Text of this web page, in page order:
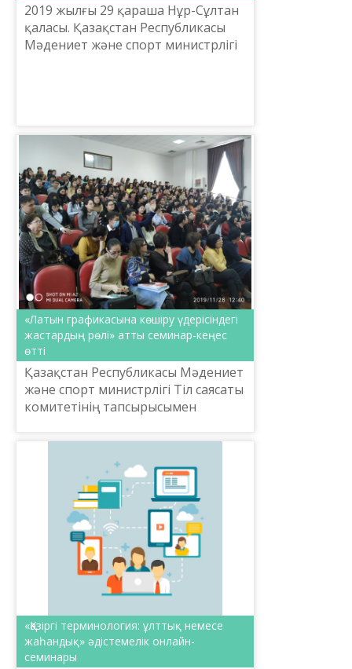
2019 жылғы 29 қараша Нұр-Сұлтан
қаласы. Қазақстан Республикасы
Мәдениет және спорт министрлігі
«Латын графикасына көшіру үдерісіндегі
жастардың рөлі» атты семинар-кеңес
өтті
Қазақстан Республикасы Мәдениет
және спорт министрлігі Тіл саясаты
комитетінің тапсырысымен
«Тіл-қазына» ұлттық ғылыми-
практикалық орталығы 2019 ж...
«Қазіргі терминология: ұлттық немесе
жаһандық» әдістемелік онлайн-
семинары